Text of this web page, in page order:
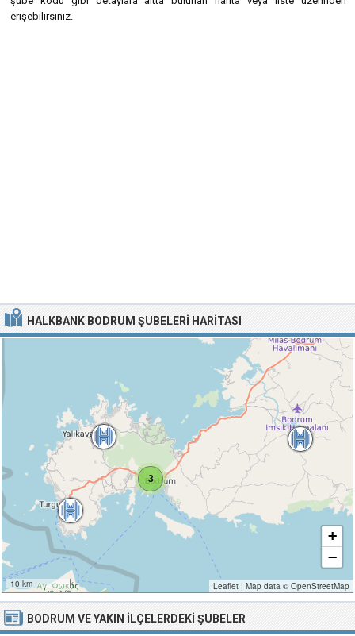
erişebilirsiniz.
HALKBANK BODRUM ŞUBELERI HARITASI
3
10 km
+
−
Leaflet | Map data © OpenStreetMap
BODRUM VE YAKIN İLÇELERDEKI ŞUBELER